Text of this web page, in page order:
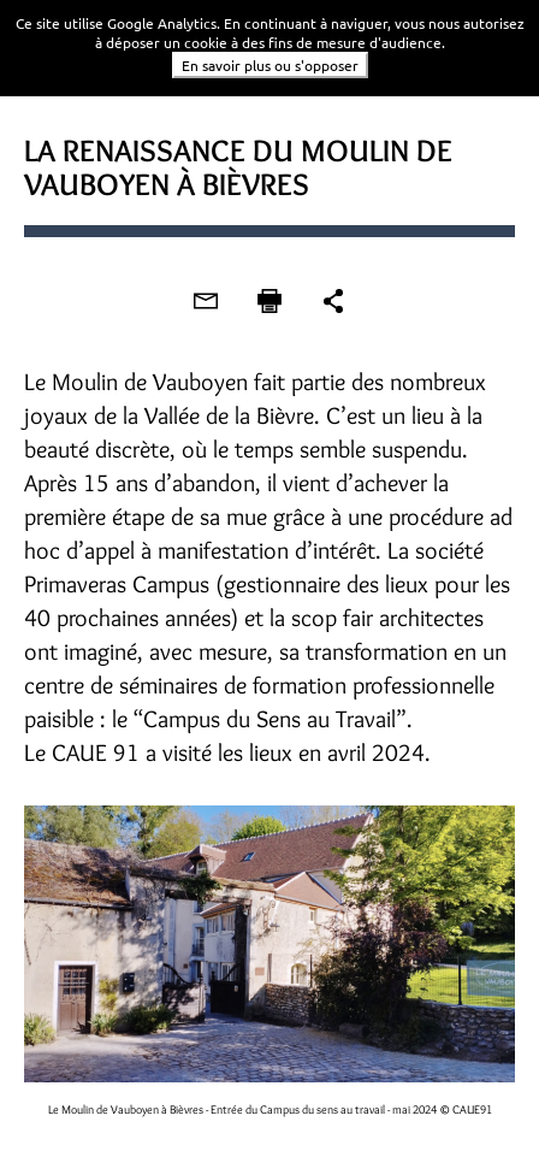
LA RENAISSANCE DU MOULIN DE
VAUBOYEN À BIÈVRES
Le Moulin de Vauboyen fait partie des nombreux
joyaux de la Vallée de la Bièvre. C’est un lieu à la
beauté discrète, où le temps semble suspendu.
Après 15 ans d’abandon, il vient d’achever la
première étape de sa mue grâce à une procédure ad
hoc d’appel à manifestation d’intérêt. La société
Primaveras Campus (gestionnaire des lieux pour les
40 prochaines années) et la scop fair architectes
ont imaginé, avec mesure, sa transformation en un
centre de séminaires de formation professionnelle
paisible : le “Campus du Sens au Travail”.
Le CAUE 91 a visité les lieux en avril 2024.
Le Moulin de Vauboyen à Bièvres - Entrée du Campus du sens au travail - mai 2024 © CAUE91
Ce site utilise Google Analytics. En continuant à naviguer, vous nous autorisez
à déposer un cookie à des fins de mesure d'audience.
En savoir plus ou s'opposer